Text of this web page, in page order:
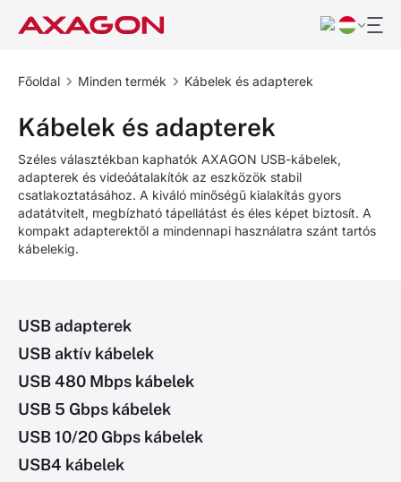
Főoldal Minden termék Kábelek és adapterek
Kábelek és adapterek
Széles választékban kaphatók AXAGON USB-kábelek,
adapterek és videóátalakítók az eszközök stabil
csatlakoztatásához. A kiváló minőségű kialakítás gyors
adatátvitelt, megbízható tápellátást és éles képet biztosít. A
kompakt adapterektől a mindennapi használatra szánt tartós
kábelekig.
USB adapterek
USB aktív kábelek
USB 480 Mbps kábelek
USB 5 Gbps kábelek
USB 10/20 Gbps kábelek
USB4 kábelek